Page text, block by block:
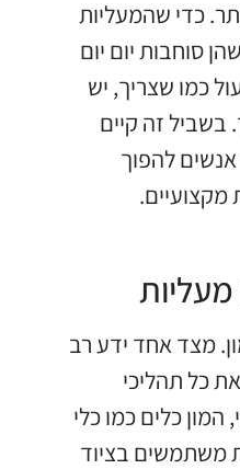
כדי שהמעליות
סוחבות יום יום
כמו שצריך, יש
בשביל זה קיים
להפוך
מקצועיים.
מצד אחד ידע רב
כל תהליכי
כלים כמו כלי
משתמשים בציוד